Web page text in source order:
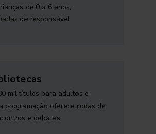
de 0 a 6 anos,
de responsável
mil títulos para adultos e
programação oferece rodas de
e debates